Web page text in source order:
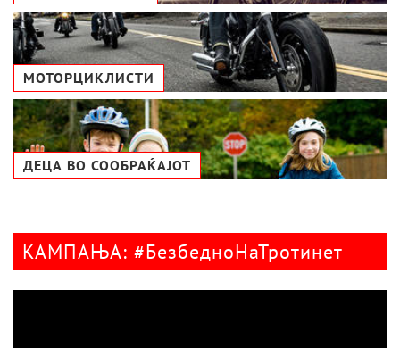
МОТОРЦИКЛИСТИ
ДЕЦА ВО СООБРАЌАЈОТ
КАМПАЊА: #БезбедноНаТротинет